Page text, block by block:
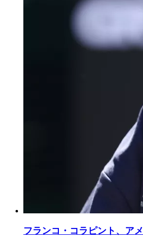
フランコ・コラピント、ア